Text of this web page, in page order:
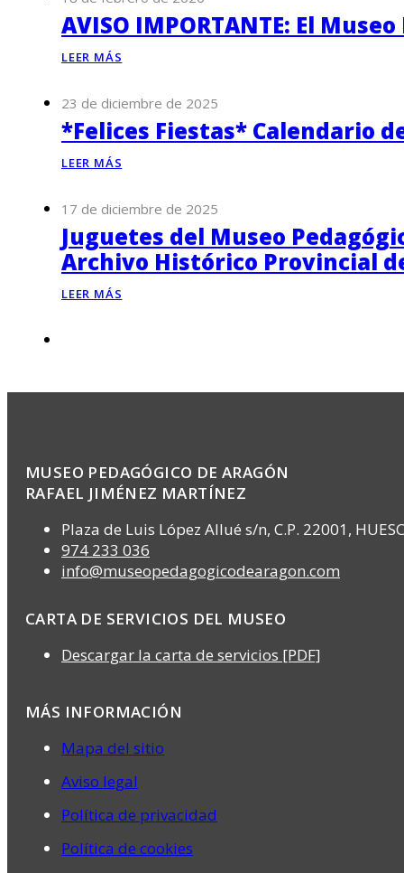
AVISO IMPORTANTE: El
LEER MÁS
23 de diciembre de 2025
*Felices Fiestas* Calendario
LEER MÁS
17 de diciembre de 2025
Juguetes del Museo
Archivo Histórico Provincial
LEER MÁS
MUSEO PEDAGÓGICO DE ARAGÓN
RAFAEL JIMÉNEZ MARTÍNEZ
Plaza de Luis López Allué s/n, C.P. 22001,
974 233 036
info@museopedagogicodearagon.com
CARTA DE SERVICIOS DEL MUSEO
Descargar la carta de servicios [PDF]
MÁS INFORMACIÓN
Mapa del sitio
Aviso legal
Política de privacidad
Política de cookies